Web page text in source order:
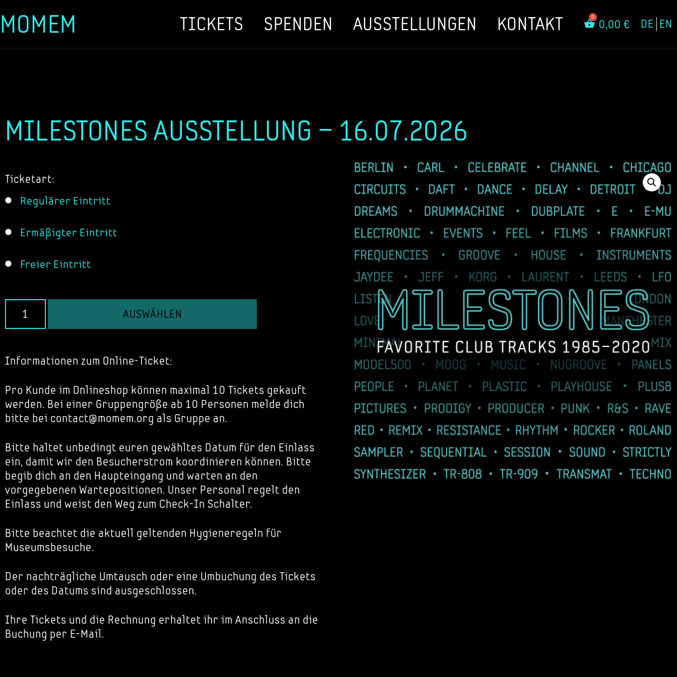
Zum
MOMEM TICKETS SPENDEN AUSSTELLUNGEN KONTAKT 0,00 € DE EN
MILESTONES AUSSTELLUNG – 16.07.2026
Ticketart:
Regulärer Eintritt
Ermäßigter Eintritt
Freier Eintritt
AUSWÄHLEN
Informationen zum Online-Ticket:
Pro Kunde im Onlineshop können maximal 10 Tickets gekauft
werden. Bei einer Gruppengröße ab 10 Personen melde dich
bitte bei contact@momem.org als Gruppe an.
Bitte haltet unbedingt euren gewähltes Datum für den Einlass
ein, damit wir den Besucherstrom koordinieren können. Bitte
begib dich an den Haupteingang und warten an den
vorgegebenen Wartepositionen. Unser Personal regelt den
Einlass und weist den Weg zum Check-In Schalter.
Bitte beachtet die aktuell geltenden Hygieneregeln für
Museumsbesuche.
Der nachträgliche Umtausch oder eine Umbuchung des Tickets
oder des Datums sind ausgeschlossen.
Ihre Tickets und die Rechnung erhaltet ihr im Anschluss an die
Buchung per E-Mail.